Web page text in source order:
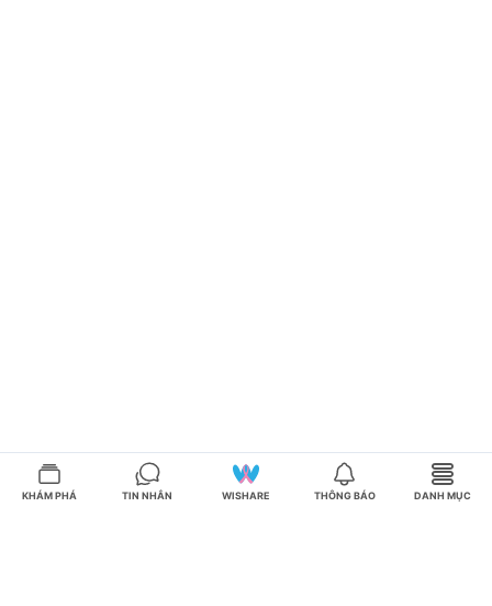
KHÁM PHÁ TIN NHẮN WISHARE THÔNG BÁO DANH MỤC